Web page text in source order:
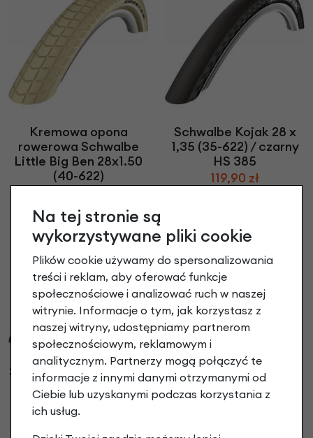
Kremowa opona
rowerowa Schwalbe
Little Big Ben 28x1.50
(40-622)
Schwalbe Kojak 28 x
1,35 (35-622) / czarny
HS 385
119,90 zł
Schwalbe Road Cruiser
Reflex 28 x 1.75 (47-
622)
79,90 zł
Dętka Schwalbe 18"
STRIDA
16,90 zł
Na tej stronie są
wykorzystywane pliki cookie
Plików cookie używamy do spersonalizowania
treści i reklam, aby oferować funkcje
społecznościowe i analizować ruch w naszej
witrynie. Informacje o tym, jak korzystasz z
naszej witryny, udostępniamy partnerom
społecznościowym, reklamowym i
analitycznym. Partnerzy mogą połączyć te
informacje z innymi danymi otrzymanymi od
Ciebie lub uzyskanymi podczas korzystania z
ich usług.